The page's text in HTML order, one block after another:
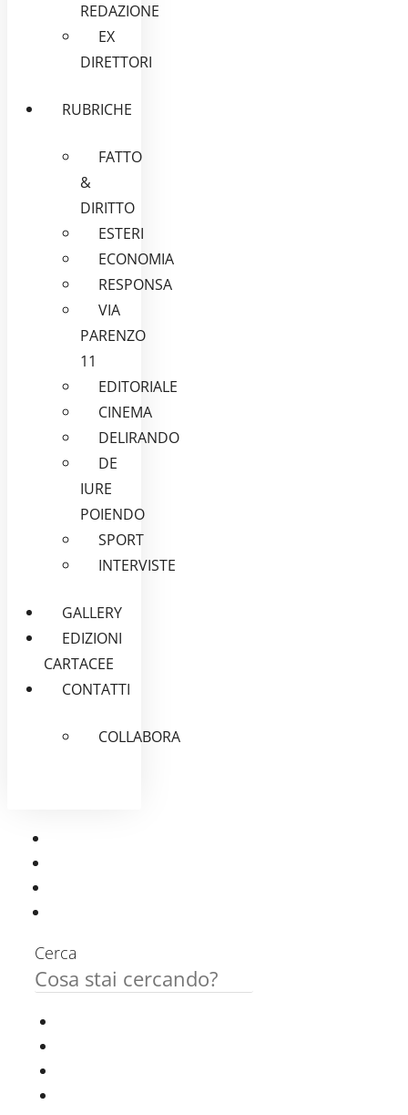
REDAZIONE
EX
DIRETTORI
RUBRICHE
FATTO
&
DIRITTO
ESTERI
ECONOMIA
RESPONSA
VIA
PARENZO
11
EDITORIALE
CINEMA
DELIRANDO
DE
IURE
POIENDO
SPORT
INTERVISTE
GALLERY
EDIZIONI
CARTACEE
CONTATTI
COLLABORA
Cerca